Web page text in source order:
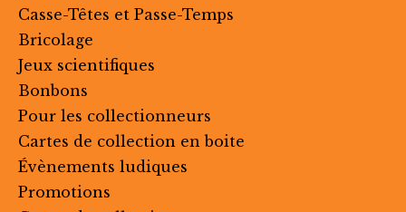
Casse-Têtes et Passe-Temps
Bricolage
Jeux scientifiques
Bonbons
Pour les collectionneurs
Cartes de collection en boite
Évènements ludiques
Promotions